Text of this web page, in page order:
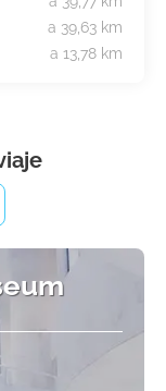
a 39,63 km
a 13,78 km